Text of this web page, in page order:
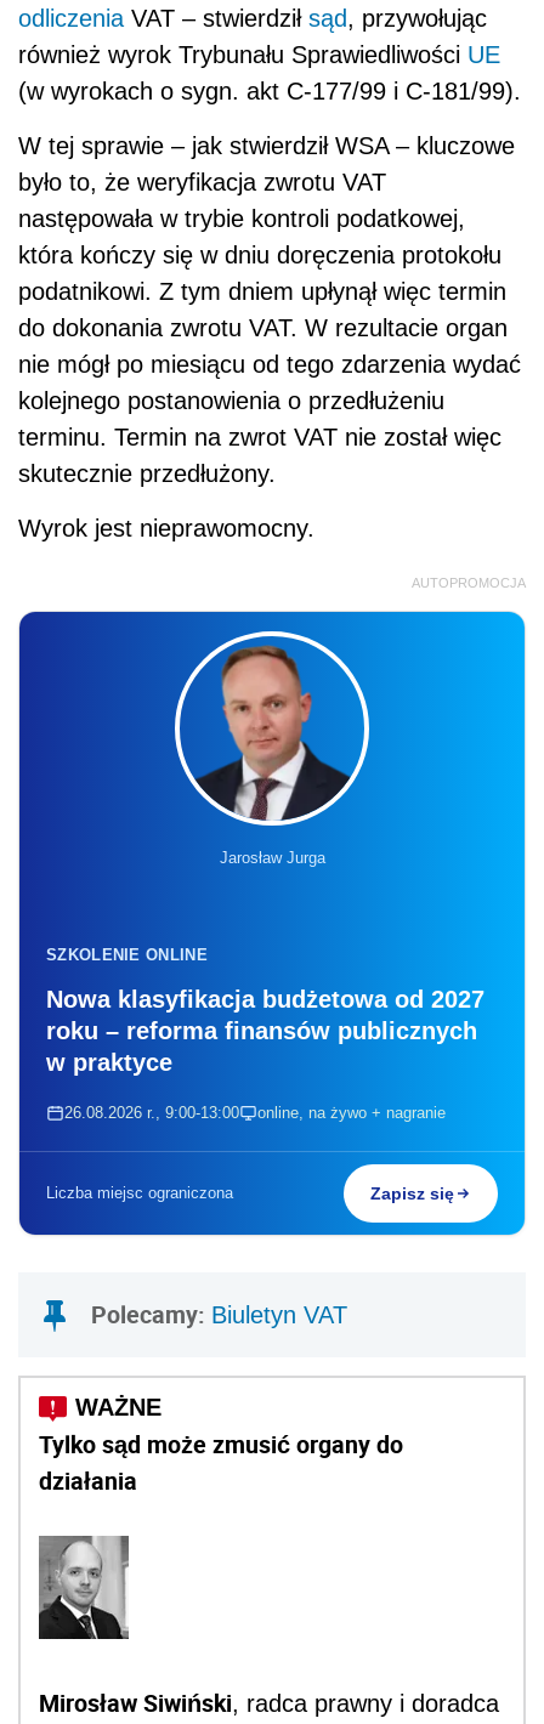
odliczenia VAT – stwierdził sąd, przywołując
również wyrok Trybunału Sprawiedliwości UE
(w wyrokach o sygn. akt C-177/99 i C-181/99).
W tej sprawie – jak stwierdził WSA – kluczowe
było to, że weryfikacja zwrotu VAT
następowała w trybie kontroli podatkowej,
która kończy się w dniu doręczenia protokołu
podatnikowi. Z tym dniem upłynął więc termin
do dokonania zwrotu VAT. W rezultacie organ
nie mógł po miesiącu od tego zdarzenia wydać
kolejnego postanowienia o przedłużeniu
terminu. Termin na zwrot VAT nie został więc
skutecznie przedłużony.
Wyrok jest nieprawomocny.
AUTOPROMOCJA
Jarosław Jurga
SZKOLENIE ONLINE
Nowa klasyfikacja budżetowa od 2027
roku – reforma finansów publicznych
w praktyce
26.08.2026 r., 9:00-13:00 online, na żywo + nagranie
Liczba miejsc ograniczona Zapisz się
Polecamy: Biuletyn VAT
Tylko sąd może zmusić organy do
działania
Mirosław Siwiński, radca prawny i doradca